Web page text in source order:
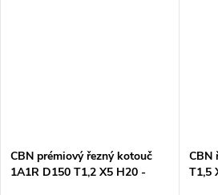
CBN prémiový řezný kotouč
1A1R D150 T1,2 X5 H20 -
CBN
T1,5